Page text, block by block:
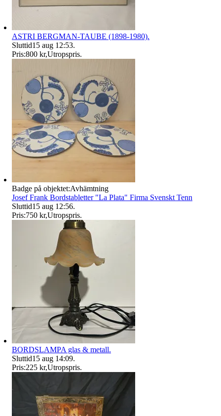
ASTRI BERGMAN-TAUBE (1898-1980).
Sluttid15 aug 12:53.
Pris:800 kr,Utropspris.
Badge på objektet:Avhämtning
Josef Frank Bordstabletter "La Plata" Firma Svenskt Tenn
Sluttid15 aug 12:56.
Pris:750 kr,Utropspris.
BORDSLAMPA glas & metall.
Sluttid15 aug 14:09.
Pris:225 kr,Utropspris.